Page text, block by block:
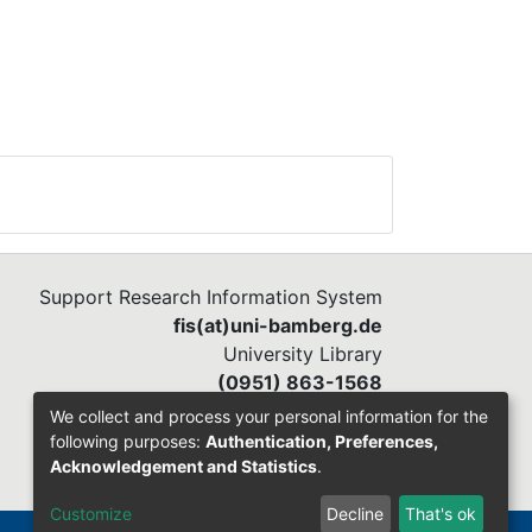
Support Research Information System
fis(at)uni-bamberg.de
University Library
(0951) 863-1568
We collect and process your personal information for the
following purposes: Authentication, Preferences,
Acknowledgement and Statistics.
Customize Decline That's ok